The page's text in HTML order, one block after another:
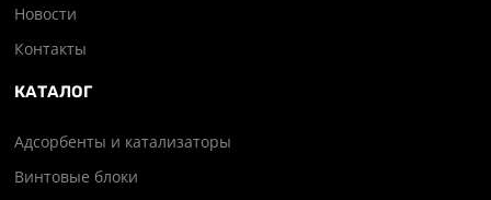
Новости
Контакты
КАТАЛОГ
Адсорбенты и катализаторы
Винтовые блоки